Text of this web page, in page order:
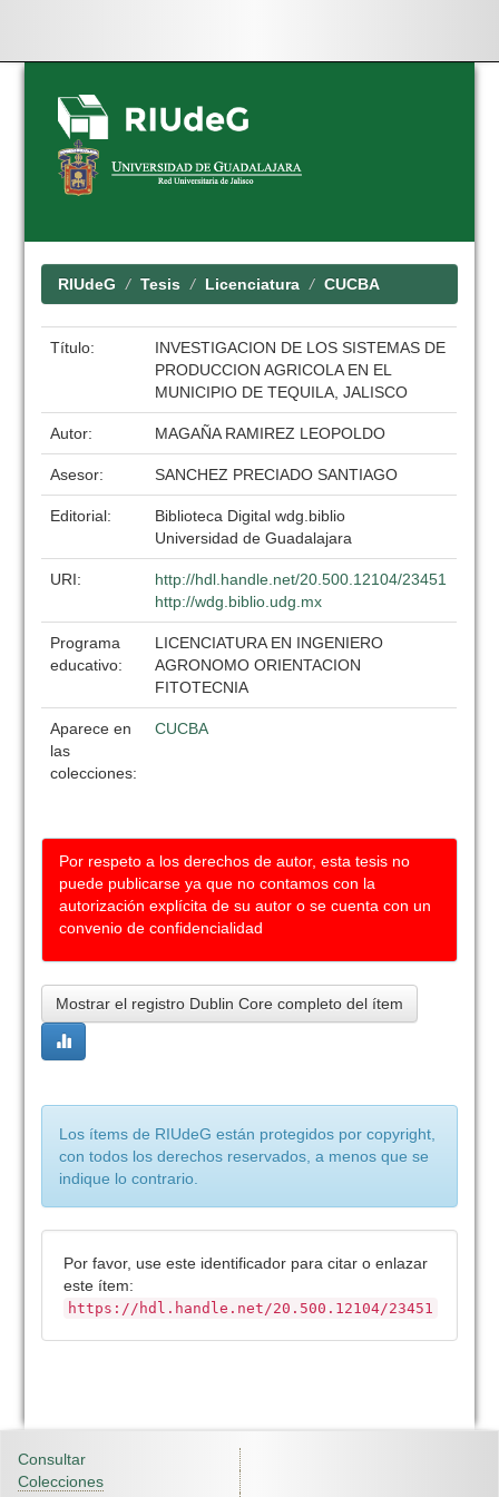
Skip
navigation
RIUdeG Tesis Licenciatura CUCBA
Título:
INVESTIGACION DE LOS SISTEMAS DE
PRODUCCION AGRICOLA EN EL
MUNICIPIO DE TEQUILA, JALISCO
Autor: MAGAÑA RAMIREZ LEOPOLDO
Asesor: SANCHEZ PRECIADO SANTIAGO
Editorial:
Biblioteca Digital wdg.biblio
Universidad de Guadalajara
URI:
http://hdl.handle.net/20.500.12104/23451
http://wdg.biblio.udg.mx
Programa
educativo:
LICENCIATURA EN INGENIERO
AGRONOMO ORIENTACION
FITOTECNIA
Aparece en
las
colecciones:
CUCBA
Por respeto a los derechos de autor, esta tesis no
puede publicarse ya que no contamos con la
autorización explícita de su autor o se cuenta con un
convenio de confidencialidad
Mostrar el registro Dublin Core completo del ítem
Los ítems de RIUdeG están protegidos por copyright,
con todos los derechos reservados, a menos que se
indique lo contrario.
Por favor, use este identificador para citar o enlazar
este ítem:
https://hdl.handle.net/20.500.12104/23451
Consultar
Colecciones